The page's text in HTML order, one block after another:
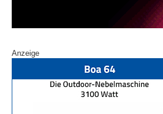
Anzeige